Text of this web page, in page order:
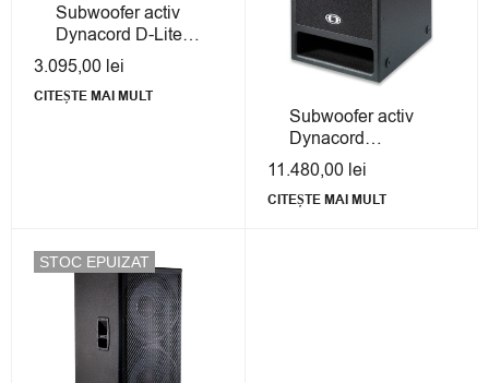
Subwoofer activ
Dynacord D-Lite
PowerSub 212 -
Second Hand cu
Garanție
3.095,00 lei
CITEȘTE MAI MULT
Subwoofer activ
Dynacord
PowerSub 315 -
Second Hand cu
Garanție
11.480,00 lei
CITEȘTE MAI MULT
STOC EPUIZAT